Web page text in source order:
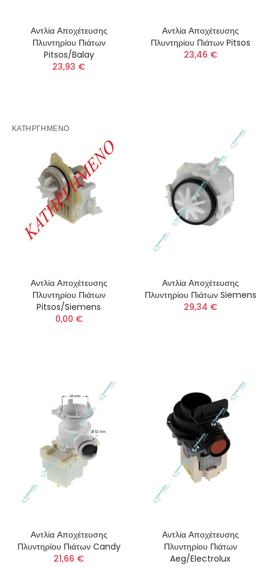
Αντλία Αποχέτευσης
Πλυντηρίου Πιάτων
Pitsos/Balay
23,93 €
Αντλία Αποχέτευσης
Πλυντηρίου Πιάτων Pitsos
23,46 €
ΚΑΤΗΡΓΗΜΕΝΟ
Αντλία Αποχέτευσης
Πλυντηρίου Πιάτων
Pitsos/Siemens
0,00 €
Αντλία Αποχέτευσης
Πλυντηρίου Πιάτων Siemens
29,34 €
Αντλία Αποχέτευσης
Πλυντηρίου Πιάτων Candy
21,66 €
Αντλία Αποχέτευσης
Πλυντηρίου Πιάτων
Aeg/Electrolux